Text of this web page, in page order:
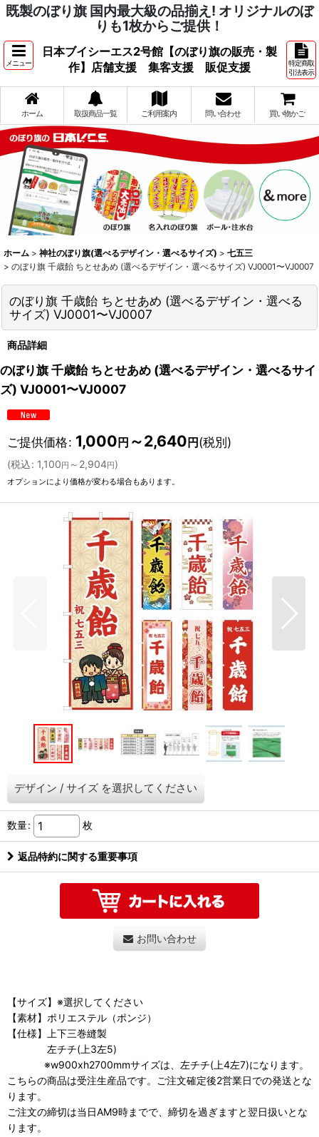
既製のぼり旗 国内最大級の品揃え! オリジナルのぼ
りも1枚からご提供！
メニュー
日本ブイシーエス2号館【のぼり旗の販売・製
作】店舗支援 集客支援 販促支援
特定商取
引法表示
ホーム 取扱商品一覧 ご利用案内 問い合わせ 買い物かご
ホーム > 神社のぼり旗(選べるデザイン・選べるサイズ) > 七五三
> のぼり旗 千歳飴 ちとせあめ (選べるデザイン・選べるサイズ) VJ0001〜VJ0007
のぼり旗 千歳飴 ちとせあめ (選べるデザイン・選べる
サイズ) VJ0001〜VJ0007
商品詳細
のぼり旗 千歳飴 ちとせあめ (選べるデザイン・選べるサイ
ズ) VJ0001〜VJ0007
ご提供価格: 1,000 円 ～2,640 円 (税別)
(税込: 1,100 円 ～2,904円 )
オプションにより価格が変わる場合もあります。
デザイン / サイズ を選択してください
数量: 枚
返品特約に関する重要事項
お問い合わせ
【サイズ】※選択してください
【素材】ポリエステル（ポンジ）
【仕様】上下三巻縫製
左チチ(上3左5)
※w900xh2700mmサイズは、左チチ(上4左7)になります。
こちらの商品は受注生産品です。ご注文確定後2営業日での発送とな
ります。
ご注文の締切は当日AM9時までで、締切を過ぎますと翌日扱いとな
ります。